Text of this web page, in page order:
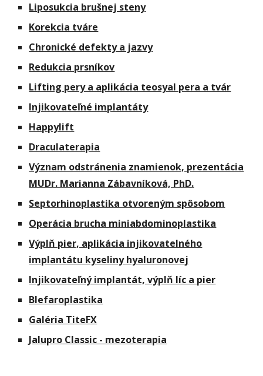
Liposukcia brušnej steny
Korekcia tváre
Chronické defekty a jazvy
Redukcia prsníkov
Lifting pery a aplikácia teosyal pera a tvár
Injikovateľné implantáty
Happylift
Draculaterapia
Význam odstránenia znamienok, prezentácia
MUDr. Marianna Zábavníková, PhD.
Septorhinoplastika otvoreným spôsobom
Operácia brucha miniabdominoplastika
Výplň pier, aplikácia injikovatelného
implantátu kyseliny hyaluronovej
Injikovateľný implantát, výplň líc a pier
Blefaroplastika
Galéria TiteFX
Jalupro Classic - mezoterapia